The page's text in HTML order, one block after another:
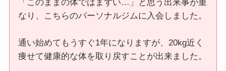
「このままの体ではまずい…」と思う出来事が重
なり、こちらのパーソナルジムに入会しました。
通い始めてもうすぐ1年になりますが、20kg近く
痩せて健康的な体を取り戻すことが出来ました。